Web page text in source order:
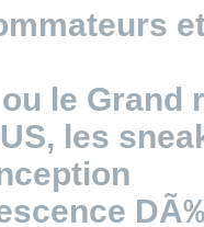
ou le Grand
les